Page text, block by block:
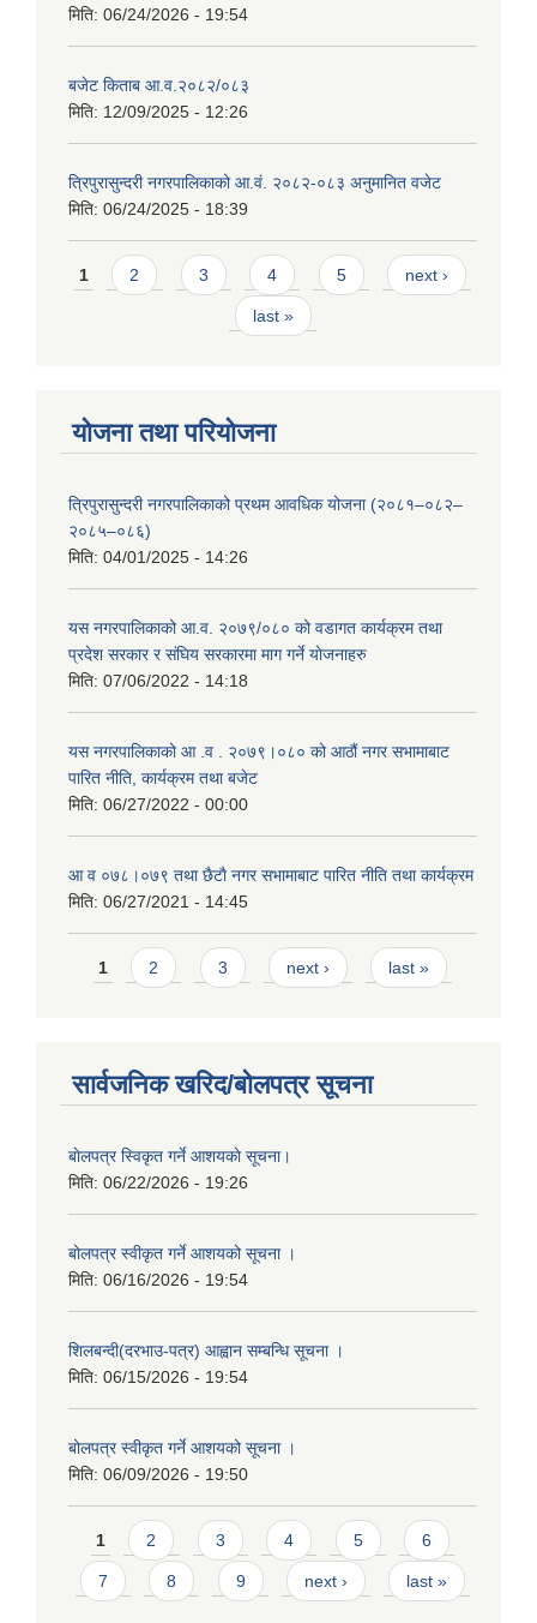
मिति: 06/24/2026 - 19:54
बजेट किताब आ.व.२०८२/०८३
मिति: 12/09/2025 - 12:26
त्रिपुरासुन्दरी नगरपालिकाको आ.वं. २०८२-०८३ अनुमानित वजेट
मिति: 06/24/2025 - 18:39
Pages
1 2 3 4 5 next ›
last »
योजना तथा परियोजना
त्रिपुरासुन्दरी नगरपालिकाको प्रथम आवधिक योजना (२०८१–०८२–
२०८५–०८६)
मिति: 04/01/2025 - 14:26
यस नगरपालिकाको आ.व. २०७९/०८० को वडागत कार्यक्रम तथा
प्रदेश सरकार र संघिय सरकारमा माग गर्ने याेजनाहरु
मिति: 07/06/2022 - 14:18
यस नगरपालिकाको आ‍ .व . २०७९।०८० को आठौं नगर सभामाबाट
पारित नीति, कार्यक्रम तथा बजेट
मिति: 06/27/2022 - 00:00
आ‍ व ०७८।०७९ तथा छैटाै नगर सभामाबाट पारित नीति तथा कार्यक्रम
मिति: 06/27/2021 - 14:45
Pages
1 2 3 next › last »
सार्वजनिक खरिद/बोलपत्र सूचना
बाेलपत्र स्विकृत गर्ने आशयकाे सूचना।
मिति: 06/22/2026 - 19:26
बोलपत्र स्वीकृत गर्ने आशयको सूचना ।
मिति: 06/16/2026 - 19:54
शिलबन्दी(दरभाउ-पत्र) आह्वान सम्बन्धि सूचना ।
मिति: 06/15/2026 - 19:54
बोलपत्र स्वीकृत गर्ने आशयको सूचना ।
मिति: 06/09/2026 - 19:50
Pages
1 2 3 4 5 6
7 8 9 next › last »